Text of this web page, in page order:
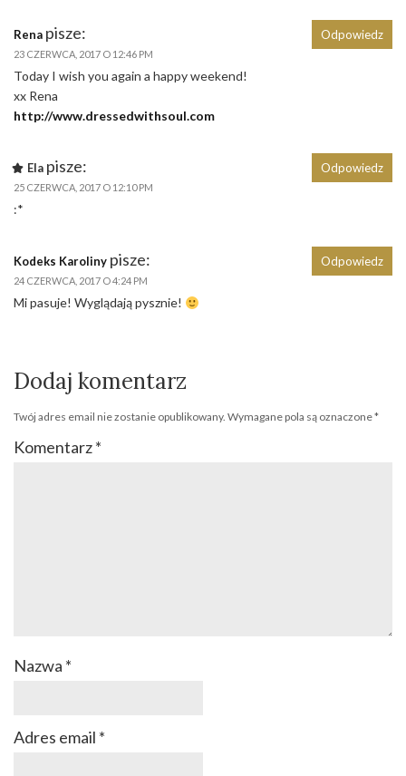
Rena pisze:
23 CZERWCA, 2017 O 12:46 PM
Today I wish you again a happy weekend!
xx Rena
http://www.dressedwithsoul.com
Odpowiedz
Ela pisze:
25 CZERWCA, 2017 O 12:10 PM
:*
Odpowiedz
Kodeks Karoliny pisze:
24 CZERWCA, 2017 O 4:24 PM
Mi pasuje! Wyglądają pysznie!
Odpowiedz
Dodaj komentarz
Twój adres email nie zostanie opublikowany. Wymagane pola są oznaczone*
Komentarz*
Nazwa *
Adres email *